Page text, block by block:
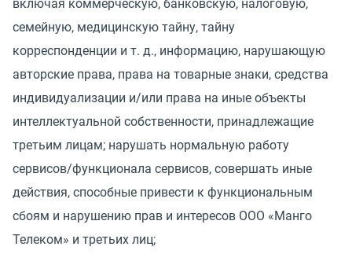
включая коммерческую, банковскую, налоговую,
семейную, медицинскую тайну, тайну
корреспонденции и т. д., информацию, нарушающую
авторские права, права на товарные знаки, средства
индивидуализации и/или права на иные объекты
интеллектуальной собственности, принадлежащие
третьим лицам; нарушать нормальную работу
сервисов/функционала сервисов, совершать иные
действия, способные привести к функциональным
сбоям и нарушению прав и интересов ООО «Манго
Телеком» и третьих лиц;